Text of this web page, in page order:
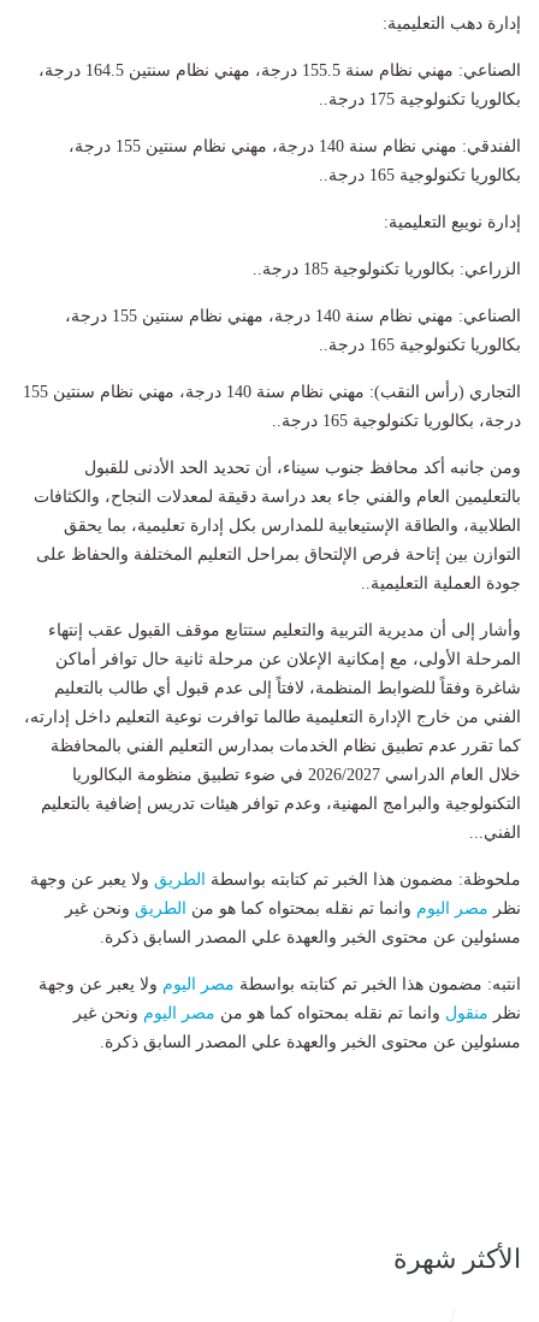
إدارة دهب التعليمية:
الصناعي: مهني نظام سنة 155.5 درجة، مهني نظام سنتين 164.5 درجة،
بكالوريا تكنولوجية 175 درجة..
الفندقي: مهني نظام سنة 140 درجة، مهني نظام سنتين 155 درجة،
بكالوريا تكنولوجية 165 درجة..
إدارة نويبع التعليمية:
الزراعي: بكالوريا تكنولوجية 185 درجة..
الصناعي: مهني نظام سنة 140 درجة، مهني نظام سنتين 155 درجة،
بكالوريا تكنولوجية 165 درجة..
التجاري (رأس النقب): مهني نظام سنة 140 درجة، مهني نظام سنتين 155
درجة، بكالوريا تكنولوجية 165 درجة..
ومن جانبه أكد محافظ جنوب سيناء، أن تحديد الحد الأدنى للقبول
بالتعليمين العام والفني جاء بعد دراسة دقيقة لمعدلات النجاح، والكثافات
الطلابية، والطاقة الإستيعابية للمدارس بكل إدارة تعليمية، بما يحقق
التوازن بين إتاحة فرص الإلتحاق بمراحل التعليم المختلفة والحفاظ على
جودة العملية التعليمية..
وأشار إلى أن مديرية التربية والتعليم ستتابع موقف القبول عقب إنتهاء
المرحلة الأولى، مع إمكانية الإعلان عن مرحلة ثانية حال توافر أماكن
شاغرة وفقاً للضوابط المنظمة، لافتاً إلى عدم قبول أي طالب بالتعليم
الفني من خارج الإدارة التعليمية طالما توافرت نوعية التعليم داخل إدارته،
كما تقرر عدم تطبيق نظام الخدمات بمدارس التعليم الفني بالمحافظة
خلال العام الدراسي 2026/2027 في ضوء تطبيق منظومة البكالوريا
التكنولوجية والبرامج المهنية، وعدم توافر هيئات تدريس إضافية بالتعليم
الفني...
ملحوظة: مضمون هذا الخبر تم كتابته بواسطة الطريق ولا يعبر عن وجهة
نظر مصر اليوم وانما تم نقله بمحتواه كما هو من الطريق ونحن غير
مسئولين عن محتوى الخبر والعهدة علي المصدر السابق ذكرة.
انتبه: مضمون هذا الخبر تم كتابته بواسطة مصر اليوم ولا يعبر عن وجهة
نظر منقول وانما تم نقله بمحتواه كما هو من مصر اليوم ونحن غير
مسئولين عن محتوى الخبر والعهدة علي المصدر السابق ذكرة.
الأكثر شهرة